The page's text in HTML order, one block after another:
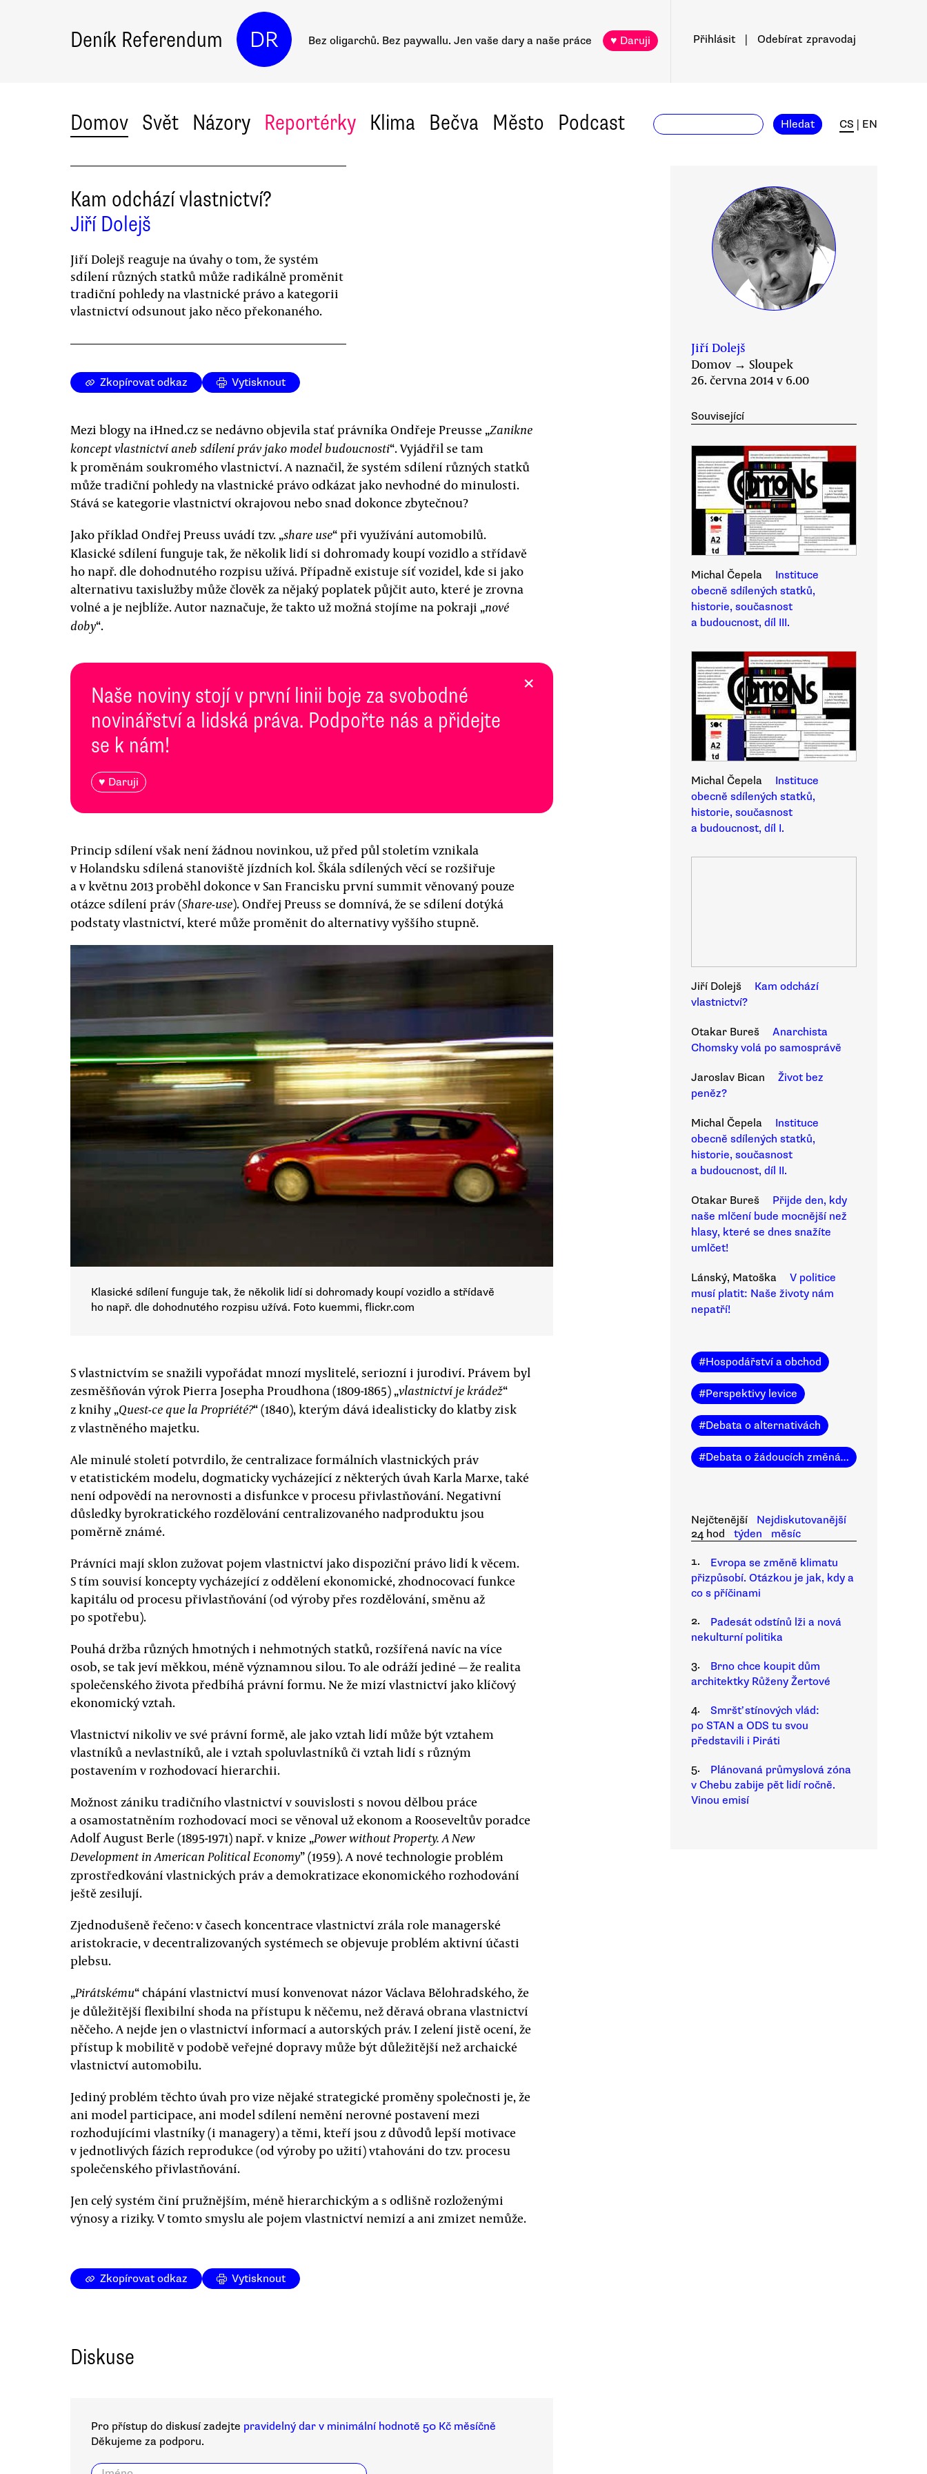
Deník Referendum DR Bez oligarchů. Bez paywallu. Jen vaše dary a naše práce ♥ Daruji Přihlásit Odebírat zpravodaj
Domov Svět Názory Reportérky Klima Bečva Město Podcast Hledat CS EN
Kam odchází vlastnictví?
Jiří Dolejš
Jiří Dolejš reaguje na úvahy o tom, že systém
sdílení různých statků může radikálně proměnit
tradiční pohledy na vlastnické právo a kategorii
vlastnictví odsunout jako něco překonaného.
Zkopírovat odkaz Vytisknout
Mezi blogy na iHned.cz se nedávno objevila stať právníka Ondřeje Preusse „Zanikne
koncept vlastnictví aneb sdílení práv jako model budoucnosti“. Vyjádřil se tam
k proměnám soukromého vlastnictví. A naznačil, že systém sdílení různých statků
může tradiční pohledy na vlastnické právo odkázat jako nevhodné do minulosti.
Stává se kategorie vlastnictví okrajovou nebo snad dokonce zbytečnou?
Jako příklad Ondřej Preuss uvádí tzv. „share use“ při využívání automobilů.
Klasické sdílení funguje tak, že několik lidí si dohromady koupí vozidlo a střídavě
ho např. dle dohodnutého rozpisu užívá. Případně existuje síť vozidel, kde si jako
alternativu taxislužby může člověk za nějaký poplatek půjčit auto, které je zrovna
volné a je nejblíže. Autor naznačuje, že takto už možná stojíme na pokraji „nové
doby“.
Naše noviny stojí v první linii boje za svobodné
novinářství a lidská práva. Podpořte nás a přidejte
se k nám!
♥ Daruji
×
Princip sdílení však není žádnou novinkou, už před půl stoletím vznikala
v Holandsku sdílená stanoviště jízdních kol. Škála sdílených věcí se rozšiřuje
a v květnu 2013 proběhl dokonce v San Francisku první summit věnovaný pouze
otázce sdílení práv (Share-use). Ondřej Preuss se domnívá, že se sdílení dotýká
podstaty vlastnictví, které může proměnit do alternativy vyššího stupně.
Klasické sdílení funguje tak, že několik lidí si dohromady koupí vozidlo a střídavě
ho např. dle dohodnutého rozpisu užívá. Foto kuemmi, flickr.com
S vlastnictvím se snažili vypořádat mnozí myslitelé, seriozní i jurodiví. Právem byl
zesměšňován výrok Pierra Josepha Proudhona (1809-1865) „vlastnictví je krádež“
z knihy „Quest-ce que la Propriété?“ (1840), kterým dává idealisticky do klatby zisk
z vlastněného majetku.
Ale minulé století potvrdilo, že centralizace formálních vlastnických práv
v etatistickém modelu, dogmaticky vycházející z některých úvah Karla Marxe, také
není odpovědí na nerovnosti a disfunkce v procesu přivlastňování. Negativní
důsledky byrokratického rozdělování centralizovaného nadproduktu jsou
poměrně známé.
Právníci mají sklon zužovat pojem vlastnictví jako dispoziční právo lidí k věcem.
S tím souvisí koncepty vycházející z oddělení ekonomické, zhodnocovací funkce
kapitálu od procesu přivlastňování (od výroby přes rozdělování, směnu až
po spotřebu).
Pouhá držba různých hmotných i nehmotných statků, rozšířená navíc na více
osob, se tak jeví měkkou, méně významnou silou. To ale odráží jediné — že realita
společenského života předbíhá právní formu. Ne že mizí vlastnictví jako klíčový
ekonomický vztah.
Vlastnictví nikoliv ve své právní formě, ale jako vztah lidí může být vztahem
vlastníků a nevlastníků, ale i vztah spoluvlastníků či vztah lidí s různým
postavením v rozhodovací hierarchii.
Možnost zániku tradičního vlastnictví v souvislosti s novou dělbou práce
a osamostatněním rozhodovací moci se věnoval už ekonom a Rooseveltův poradce
Adolf August Berle (1895-1971) např. v knize „Power without Property. A New
Development in American Political Economy” (1959). A nové technologie problém
zprostředkování vlastnických práv a demokratizace ekonomického rozhodování
ještě zesilují.
Zjednodušeně řečeno: v časech koncentrace vlastnictví zrála role managerské
aristokracie, v decentralizovaných systémech se objevuje problém aktivní účasti
plebsu.
„Pirátskému“ chápání vlastnictví musí konvenovat názor Václava Bělohradského, že
je důležitější flexibilní shoda na přístupu k něčemu, než děravá obrana vlastnictví
něčeho. A nejde jen o vlastnictví informací a autorských práv. I zelení jistě ocení, že
přístup k mobilitě v podobě veřejné dopravy může být důležitější než archaické
vlastnictví automobilu.
Jediný problém těchto úvah pro vize nějaké strategické proměny společnosti je, že
ani model participace, ani model sdílení nemění nerovné postavení mezi
rozhodujícími vlastníky (i managery) a těmi, kteří jsou z důvodů lepší motivace
v jednotlivých fázích reprodukce (od výroby po užití) vtahováni do tzv. procesu
společenského přivlastňování.
Jen celý systém činí pružnějším, méně hierarchickým a s odlišně rozloženými
výnosy a riziky. V tomto smyslu ale pojem vlastnictví nemizí a ani zmizet nemůže.
Jiří Dolejš
Domov → Sloupek
26. června 2014 v 6.00
Související
Michal Čepela
Instituce
obecně sdílených statků,
historie, současnost
a budoucnost, díl III.
Michal Čepela
Instituce
obecně sdílených statků,
historie, současnost
a budoucnost, díl I.
Jiří Dolejš
Kam odchází
vlastnictví?
Otakar Bureš
Anarchista
Chomsky volá po samosprávě
Jaroslav Bican
Život bez
peněz?
Michal Čepela
Instituce
obecně sdílených statků,
historie, současnost
a budoucnost, díl II.
Otakar Bureš
Přijde den, kdy
naše mlčení bude mocnější než
hlasy, které se dnes snažíte
umlčet!
Lánský, Matoška
V politice
musí platit: Naše životy nám
nepatří!
#Hospodářství a obchod
#Perspektivy levice
#Debata o alternativách
#Debata o žádoucích změnách
Nejčtenější
Nejdiskutovanější
24 hod
týden
měsíc
1.
Evropa se změně klimatu
přizpůsobí. Otázkou je jak, kdy a
co s příčinami
2.
Padesát odstínů lži a nová
nekulturní politika
3.
Brno chce koupit dům
architektky Růženy Žertové
4.
Smršť stínových vlád:
po STAN a ODS tu svou
představili i Piráti
5.
Plánovaná průmyslová zóna
v Chebu zabije pět lidí ročně.
Vinou emisí
Zkopírovat odkaz Vytisknout
Diskuse
Pro přístup do diskusí zadejte pravidelný dar v minimální hodnotě 50 Kč měsíčně
Děkujeme za podporu.